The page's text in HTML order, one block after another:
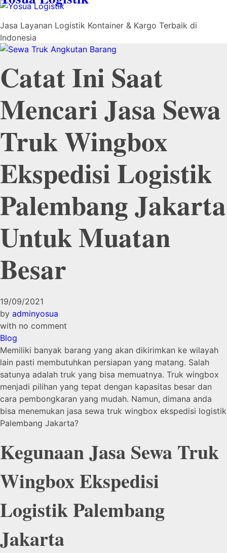
Jasa Layanan Logistik Kontainer & Kargo Terbaik di
Indonesia
Catat Ini Saat
Mencari Jasa Sewa
Truk Wingbox
Ekspedisi Logistik
Palembang Jakarta
Untuk Muatan
Besar
19/09/2021
by adminyosua
with no comment
Blog
Memiliki banyak barang yang akan dikirimkan ke wilayah
lain pasti membutuhkan persiapan yang matang. Salah
satunya adalah truk yang bisa memuatnya. Truk wingbox
menjadi pilihan yang tepat dengan kapasitas besar dan
cara pembongkaran yang mudah. Namun, dimana anda
bisa menemukan jasa sewa truk wingbox ekspedisi logistik
Palembang Jakarta?
Kegunaan Jasa Sewa Truk
Wingbox Ekspedisi
Logistik Palembang
Jakarta